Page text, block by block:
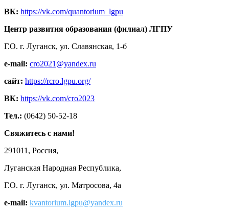
ВК: https://vk.com/quantorium_lgpu
Центр развития образования (филиал) ЛГПУ
Г.О. г. Луганск, ул. Славянская, 1-б
e-mail: cro2021@yandex.ru
сайт: https://rcro.lgpu.org/
ВК: https://vk.com/cro2023
Тел.: (0642) 50-52-18
Свяжитесь с нами!
291011, Россия,
Луганская Народная Республика,
Г.О. г. Луганск, ул. Матросова, 4а
e-mail: kvantorium.lgpu@yandex.ru